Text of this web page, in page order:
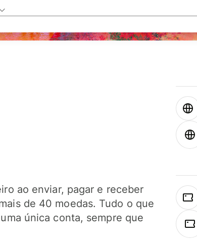
ao enviar, pagar e receber
de 40 moedas. Tudo o que
única conta, sempre que